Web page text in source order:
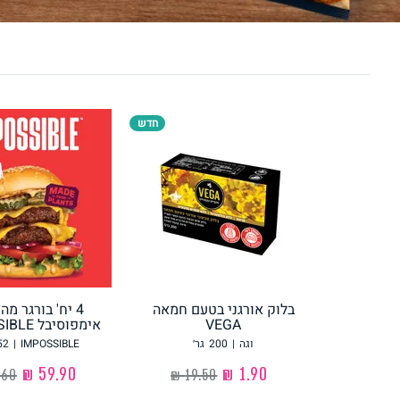
לחם, עוגות, מאפים גלידות טבעוניות
ממרחים ורטבים גיפט קארד
איטלקי אסייתי
חדש
בלוק אורגני בטעם חמאה
VEGA
200 גר׳ | וגה
‏19.50 ₪
4 יח' בורגר
אימפוסיבל IMPOSSIBLE
| IMPOSSIBLE
‏72.60 ₪